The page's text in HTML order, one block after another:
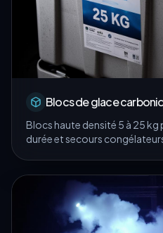
Blocs de glace
Blocs haute densité 5 à 25
durée et secours